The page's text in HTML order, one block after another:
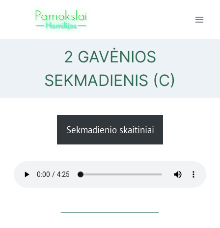
2 GAVĖNIOS
SEKMADIENIS (C)
Sekmadienio skaitiniai